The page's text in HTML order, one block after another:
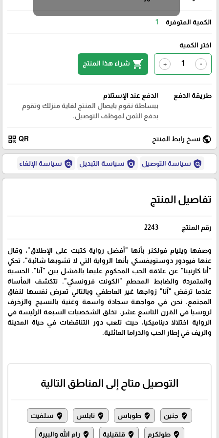
الكمية المتوفرة 1
اختر الكمية
-
+
shopping_cart شراء هذا المنتج
طريقة الدفع
الدفع عند الإستلام
ببساطة نقوم بايصال المنتج لغاية منزلك وتقوم
بدفع الثمن لموظف التوصيل.
public نسخ رابط المنتج QR
qr_code
policy سياسة التوصيل policy سياسة التبديل policy سياسة الإلغاء
تفاصيل المنتج
رقم المنتج 2243
وصفها ويليام فولكنر بأنها "أفضل رواية كتبت على الإطلاق"، وقال
عنها فيودور دوستويفسكي بأنها الرواية التي لا تشوبها شائبة"، تحكي
"أنا كارنينا" عن علاقة الحب المحكوم عليها بالفشل بين "آنا". الحسية
والمتمردة والضابط المحطم "الكونت فرونسكي". تتكشف المأساة
عندما ترفض "آنا" زواجها غير العاطفي وبالتالي تعرض نفسها لنفاق
المجتمع. نحن في مواجهة سجادة واسعة وغنية بالنسيج والزخرف
لروسيا في القرن التاسع عشر، تخلق الشخصيات السبعة الرئيسة في
الرواية اختلالا ديناميكيا، حيث تلعب دور التناقضات في حياة المدينة
والريف في إطار الحب والدراما العائلية.
التوصيل متاح إلى المناطق التالية
where_to_vote جنين where_to_vote طوباس where_to_vote نابلس where_to_vote سلفيت
where_to_vote طولكرم where_to_vote قلقيلية where_to_vote رام الله والبيرة